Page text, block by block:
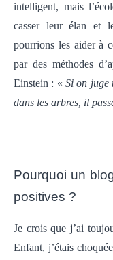
intelligent, mais
casser leur élan et
pourrions les aider à
par des méthodes
Einstein : « Si on juge
dans les arbres, il
Pourquoi un
positives ?
Je crois que j’ai
Enfant, j’étais